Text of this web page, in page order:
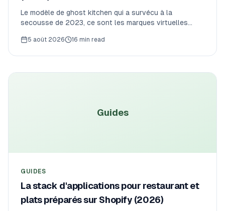
Le modèle de ghost kitchen qui a survécu à la
secousse de 2023, ce sont les marques virtuelles
Voici comment le gérer sur Shopify — et plafonner la
5 août 2026 16 min read
Guides
GUIDES
La stack d'applications pour restaurant et
plats préparés sur Shopify (2026)